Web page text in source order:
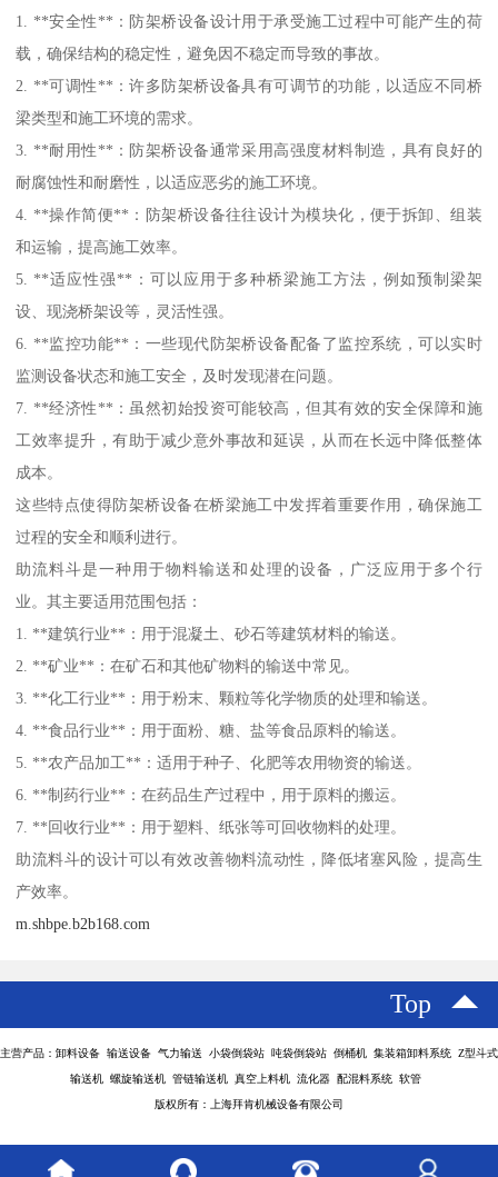
1. **安全性**：防架桥设备设计用于承受施工过程中可能产生的荷
载，确保结构的稳定性，避免因不稳定而导致的事故。
2. **可调性**：许多防架桥设备具有可调节的功能，以适应不同桥
梁类型和施工环境的需求。
3. **耐用性**：防架桥设备通常采用高强度材料制造，具有良好的
耐腐蚀性和耐磨性，以适应恶劣的施工环境。
4. **操作简便**：防架桥设备往往设计为模块化，便于拆卸、组装
和运输，提高施工效率。
5. **适应性强**：可以应用于多种桥梁施工方法，例如预制梁架
设、现浇桥架设等，灵活性强。
6. **监控功能**：一些现代防架桥设备配备了监控系统，可以实时
监测设备状态和施工安全，及时发现潜在问题。
7. **经济性**：虽然初始投资可能较高，但其有效的安全保障和施
工效率提升，有助于减少意外事故和延误，从而在长远中降低整体
成本。
这些特点使得防架桥设备在桥梁施工中发挥着重要作用，确保施工
过程的安全和顺利进行。
助流料斗是一种用于物料输送和处理的设备，广泛应用于多个行
业。其主要适用范围包括：
1. **建筑行业**：用于混凝土、砂石等建筑材料的输送。
2. **矿业**：在矿石和其他矿物料的输送中常见。
3. **化工行业**：用于粉末、颗粒等化学物质的处理和输送。
4. **食品行业**：用于面粉、糖、盐等食品原料的输送。
5. **农产品加工**：适用于种子、化肥等农用物资的输送。
6. **制药行业**：在药品生产过程中，用于原料的搬运。
7. **回收行业**：用于塑料、纸张等可回收物料的处理。
助流料斗的设计可以有效改善物料流动性，降低堵塞风险，提高生
产效率。
m.shbpe.b2b168.com
Top
主营产品：卸料设备 输送设备 气力输送 小袋倒袋站 吨袋倒袋站 倒桶机 集装箱卸料系统 Z型斗式
输送机 螺旋输送机 管链输送机 真空上料机 流化器 配混料系统 软管
版权所有：上海拜肯机械设备有限公司